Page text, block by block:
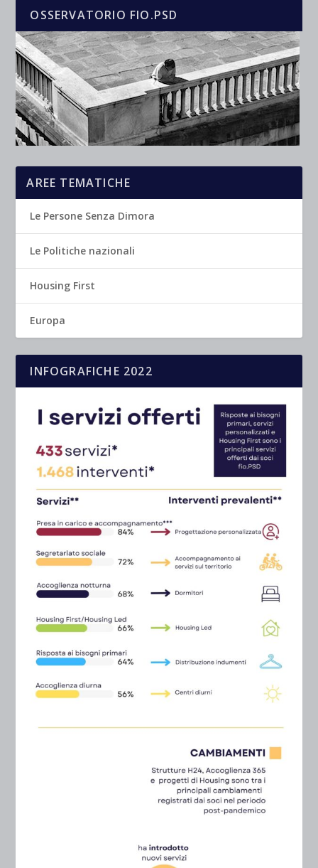
OSSERVATORIO FIO.PSD
AREE TEMATICHE
Le Persone Senza Dimora
Le Politiche nazionali
Housing First
Europa
INFOGRAFICHE 2022